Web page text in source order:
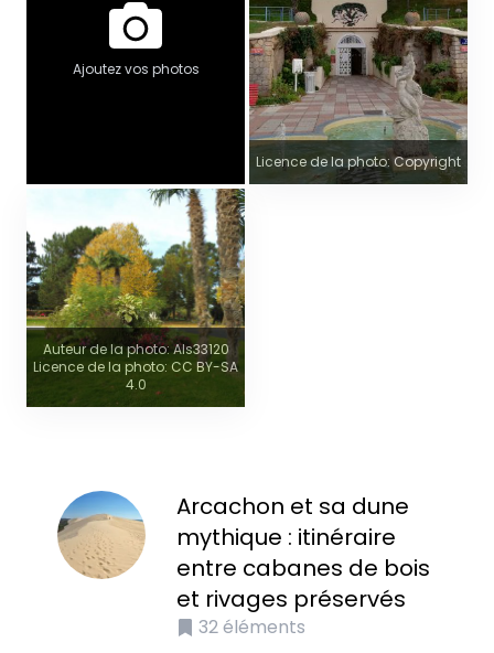
Ajoutez vos photos
Licence de la photo: Copyright
Auteur de la photo: Als33120
Licence de la photo: CC BY-SA
4.0
Arcachon et sa dune
mythique : itinéraire
entre cabanes de bois
et rivages préservés
32éléments